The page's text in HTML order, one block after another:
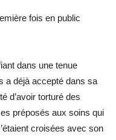
fois en public
dans une tenue
a déjà accepté dans sa
d’avoir torturé des
préposés aux soins qui
croisées avec son